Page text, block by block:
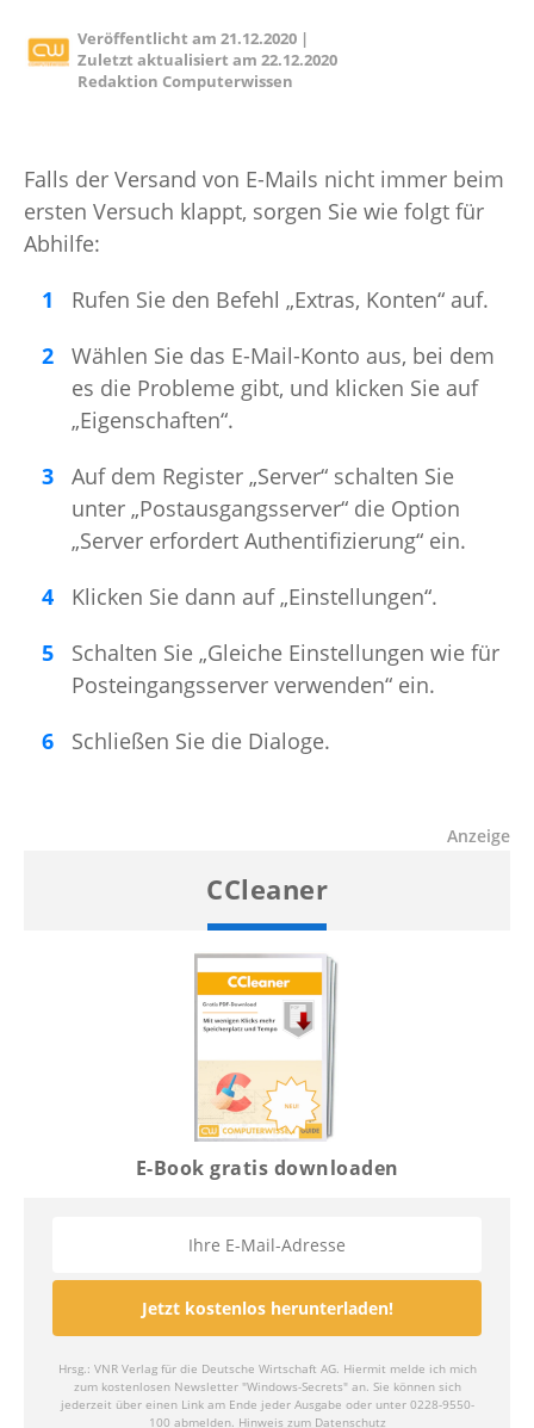
Veröffentlicht am21.12.2020 |
Zuletzt aktualisiert am22.12.2020
Redaktion Computerwissen
Falls der Versand von E-Mails nicht immer beim
ersten Versuch klappt, sorgen Sie wie folgt für
Abhilfe:
Rufen Sie den Befehl „Extras, Konten“ auf.
Wählen Sie das E-Mail-Konto aus, bei dem
es die Probleme gibt, und klicken Sie auf
„Eigenschaften“.
Auf dem Register „Server“ schalten Sie
unter „Postausgangsserver“ die Option
„Server erfordert Authentifizierung“ ein.
Klicken Sie dann auf „Einstellungen“.
Schalten Sie „Gleiche Einstellungen wie für
Posteingangsserver verwenden“ ein.
Schließen Sie die Dialoge.